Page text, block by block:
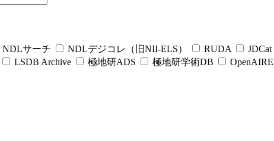
NDLサーチ NDLデジコレ（旧NII-ELS） RUDA JDCat
LSDB Archive 極地研ADS 極地研学術DB OpenAIRE